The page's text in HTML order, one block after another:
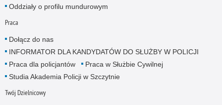
Oddziały o profilu mundurowym
Praca
Dołącz do nas
INFORMATOR DLA KANDYDATÓW DO SŁUŻBY W POLICJI
Praca dla policjantów
Praca w Służbie Cywilnej
Studia Akademia Policji w Szczytnie
Twój Dzielnicowy